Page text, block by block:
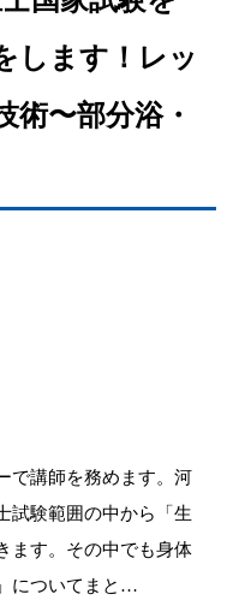
します！レッ
術〜部分浴・
で講師を務めます。河
試験範囲の中から「生
ます。その中でも身体
についてまと…